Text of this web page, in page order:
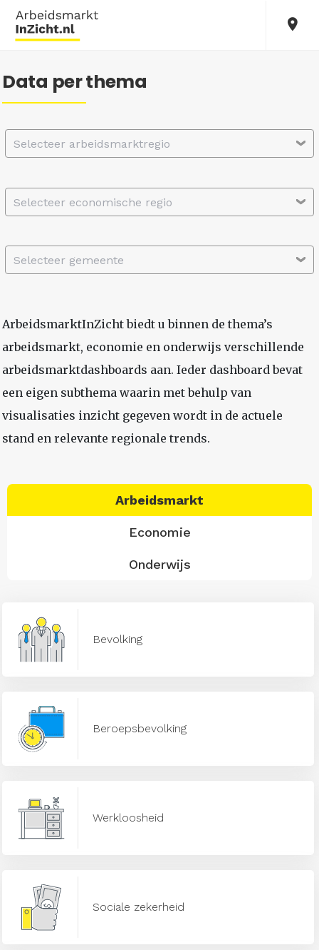
Data per thema
Selecteer arbeidsmarktregio
Selecteer economische regio
Selecteer gemeente
ArbeidsmarktInZicht biedt u binnen de thema’s
arbeidsmarkt, economie en onderwijs verschillende
arbeidsmarktdashboards aan. Ieder dashboard bevat
een eigen subthema waarin met behulp van
visualisaties inzicht gegeven wordt in de actuele
stand en relevante regionale trends.
Arbeidsmarkt
Economie
Onderwijs
Bevolking
Beroepsbevolking
Werkloosheid
Sociale zekerheid